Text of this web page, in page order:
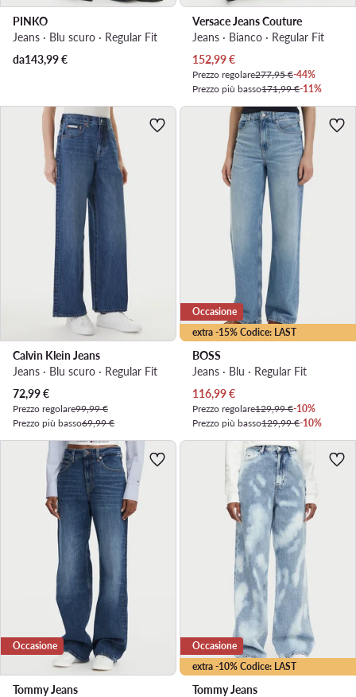
PINKO
Jeans · Blu scuro · Regular Fit
da143,99€
Versace Jeans Couture
Jeans · Bianco · Regular Fit
Prezzo attuale
152,99€
Prezzo regolare277,95 €-44%
Prezzo più basso171,99 €-11%
Calvin Klein Jeans
Jeans · Blu scuro · Regular Fit
Prezzo attuale
72,99€
Prezzo regolare99,99 €
Prezzo più basso69,99 €
extra -15% Codice: LAST
Occasione
BOSS
Jeans · Blu · Regular Fit
Prezzo attuale
116,99€
Prezzo regolare129,99 €-10%
Prezzo più basso129,99 €-10%
Occasione
Tommy Jeans
extra -10% Codice: LAST
Occasione
Tommy Jeans